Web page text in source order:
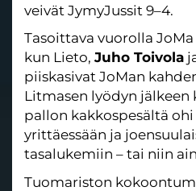
veivät JymyJussit 9–4.
Tasoittava vuorolla
kun Lieto, Juho Toivola
piiskasivat JoMan
Litmasen lyödyn
pallon kakkospesältä
yrittäessään ja
tasalukemiin – tai niin
Tuomariston